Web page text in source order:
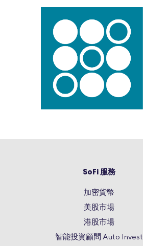
SoFi 服務
加密貨幣
美股市場
港股市場
智能投資顧問 Auto Invest